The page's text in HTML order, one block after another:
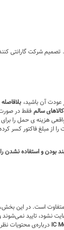
تصمیم شرکت گارانتی
کالاهای سالم فقط در
هزینه ی حمل را برای
از مبلغ فاکتور کسر
بودن و استفاده نشدن را
است. در این بخش،
نشود، تایید نمی‌شوند
ICدرباره‌ی محتویات